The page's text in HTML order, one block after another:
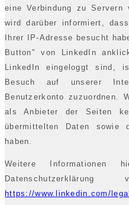
eine Verbindung zu
wird darüber informiert,
Ihrer IP-Adresse besucht
Button" von LinkedIn
LinkedIn eingeloggt sind,
Besuch auf unserer
Benutzerkonto zuzuordnen.
als Anbieter der Seiten
übermittelten Daten sowie
haben.
Weitere
https://www.linkedin.com/